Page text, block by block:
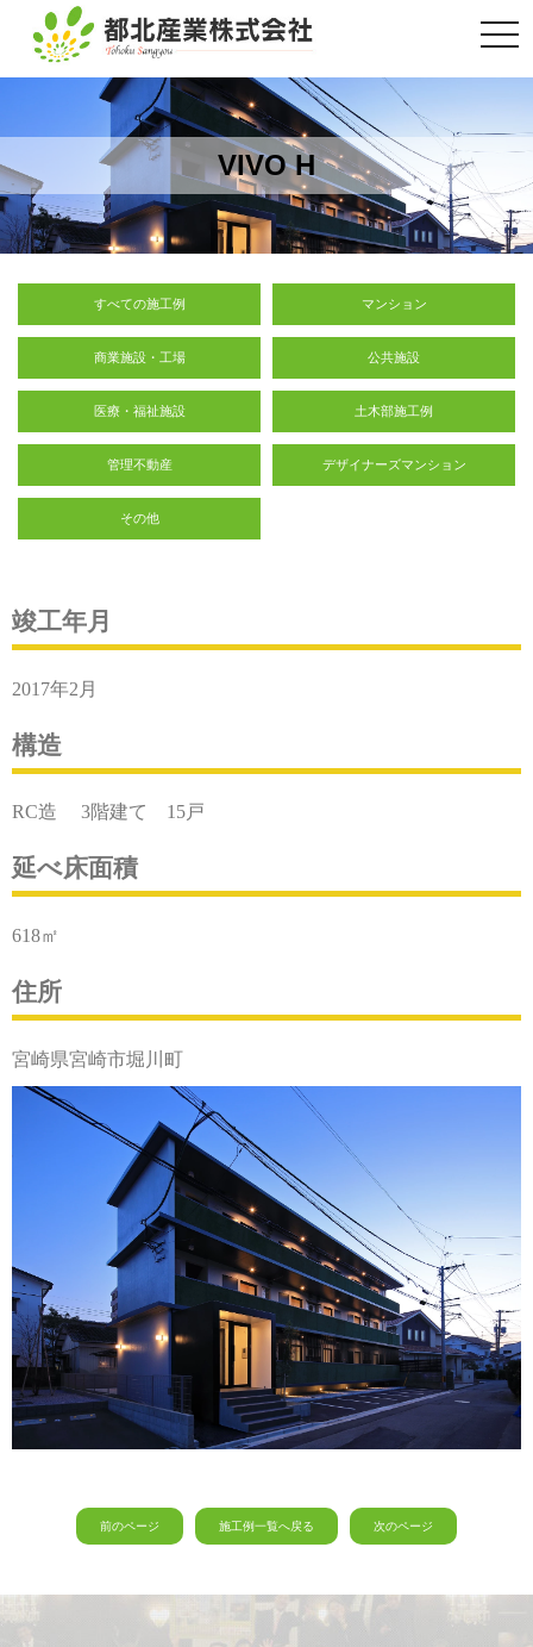
VIVO H
すべての施工例 マンション
商業施設・工場 公共施設
医療・福祉施設 土木部施工例
管理不動産 デザイナーズマンション
その他
竣工年月
2017年2月
構造
RC造 3階建て 15戸
延べ床面積
618㎡
住所
宮崎県宮崎市堀川町
前のページ 施工例一覧へ戻る 次のページ